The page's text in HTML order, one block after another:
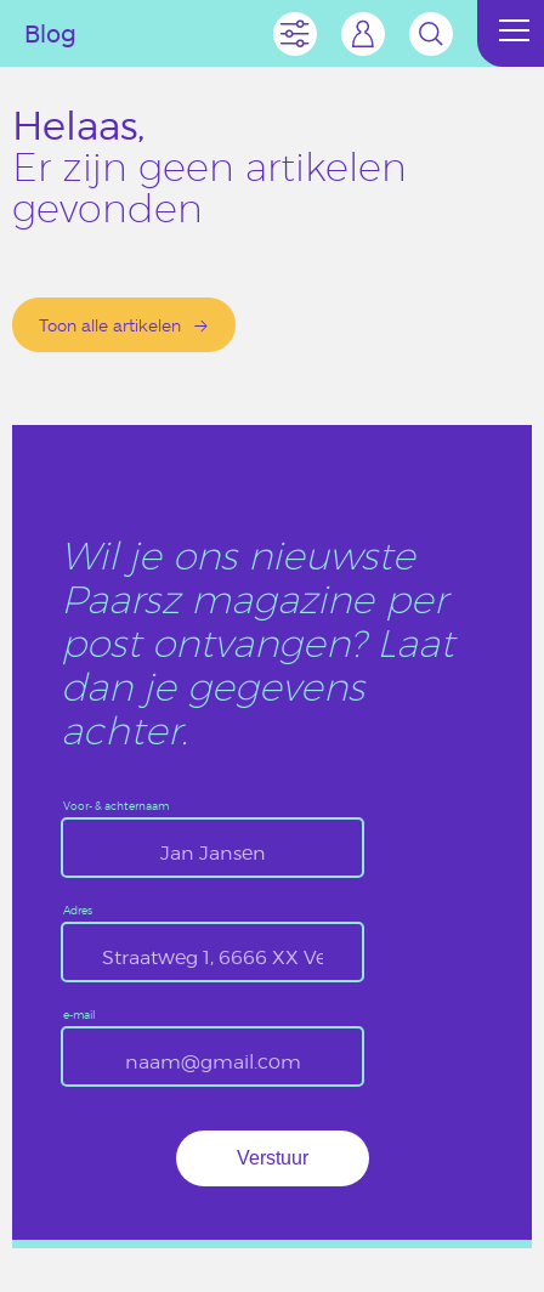
Blog
Helaas,
Er zijn geen artikelen
gevonden
Toon alle artikelen
Wil je ons nieuwste
Paarsz magazine per
post ontvangen? Laat
dan je gegevens
achter.
Voor- & achternaam
Adres
e-mail